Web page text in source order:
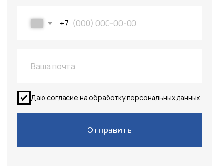
Даю согласие на обработку персональных данных